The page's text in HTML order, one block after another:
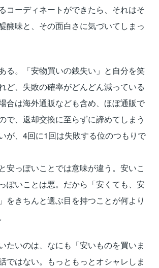
コーディネートができたら、それはそ
醐味と、その面白さに気づいてしまっ
る。「安物買いの銭失い」と自分を笑
ど、失敗の確率がどんどん減っている
合は海外通販なども含め、ほぼ通販で
で、返却交換に至らずに諦めてしまう
が、4回に1回は失敗する位のつもりで
安っぽいことでは意味が違う。安いこ
ぽいことは悪。だから「安くても、安
をきちんと選ぶ目を持つことが何より
たいのは、なにも「安いものを買いま
ではない。もっともっとオシャレしま